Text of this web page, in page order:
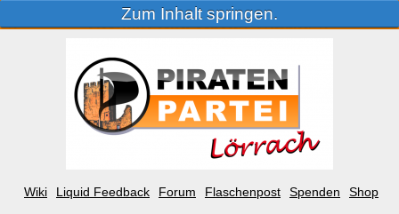
Zum Inhalt springen.
Wiki Liquid Feedback Forum Flaschenpost Spenden Shop